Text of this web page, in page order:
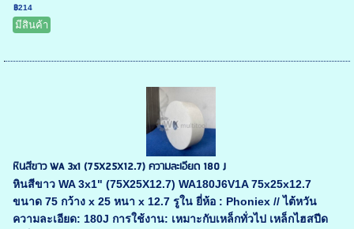
฿214
มีสินค้า
หินสีขาว WA 3x1 (75X25X12.7) ความละเอียด 180 J
หินสีขาว WA 3x1" (75X25X12.7) WA180J6V1A 75x25x12.7
ขนาด 75 กว้าง x 25 หนา x 12.7 รูใน ยี่ห้อ : Phoniex // ไต้หวัน
ความละเอียด: 180J การใช้งาน: เหมาะกับเหล็กทั่วไป เหล็กไฮสปีด